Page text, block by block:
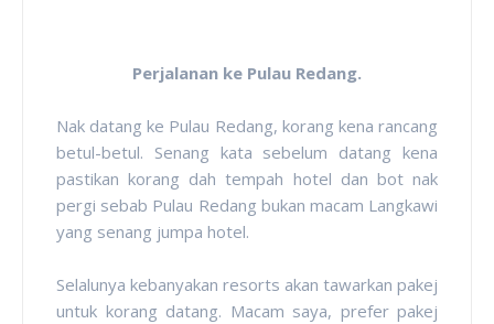
Perjalanan ke Pulau Redang.
Nak datang ke Pulau Redang, korang kena rancang
betul-betul. Senang kata sebelum datang kena
pastikan korang dah tempah hotel dan bot nak
pergi sebab Pulau Redang bukan macam Langkawi
yang senang jumpa hotel.
Selalunya kebanyakan resorts akan tawarkan pakej
untuk korang datang. Macam saya, prefer pakej